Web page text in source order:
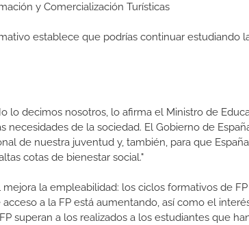
y Comercialización Turísticas
establece que podrías continuar estudiando
lo decimos nosotros, lo afirma el Ministro de
necesidades de la sociedad. El Gobierno de
de nuestra juventud y, también, para que
cotas de bienestar social."
la empleabilidad: los ciclos formativos de
a la FP está aumentando, así como el
superan a los realizados a los estudiantes que